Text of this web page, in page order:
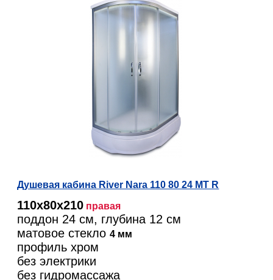
Душевая кабина River Nara 110 80 24 МТ R
110х80х210 правая
поддон 24 см, глубина 12 см
матовое стекло4 мм
профиль хром
без электрики
без гидромассажа